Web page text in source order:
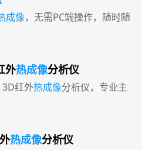
成像，无需PC端操作，随时随
外热成像分析仪
3D红外热成像分析仪，专业主
热成像分析仪